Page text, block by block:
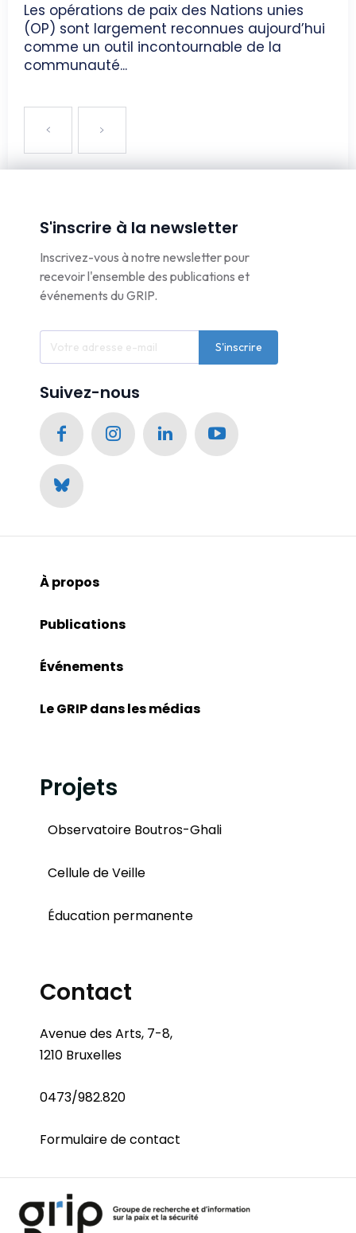
Les opérations de paix des Nations unies
(OP) sont largement reconnues aujourd’hui
comme un outil incontournable de la
communauté...
S'inscrire à la newsletter
Inscrivez-vous à notre newsletter pour
recevoir l'ensemble des publications et
événements du GRIP.
S'inscrire
Suivez-nous
À propos
Publications
Événements
Le GRIP dans les médias
Projets
Observatoire Boutros-Ghali
Cellule de Veille
Éducation permanente
Contact
Avenue des Arts, 7-8,
1210 Bruxelles
0473/982.820
Formulaire de contact